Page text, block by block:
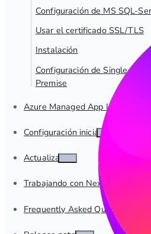
Configuración de MS SQL-
Usar el certificado SSL/TLS
Instalación
Configuración de Single-Sign
Premise
Azure Managed App
Configuración inicial
Actualizar
Trabajando con Nexus
Frequently Asked Questions